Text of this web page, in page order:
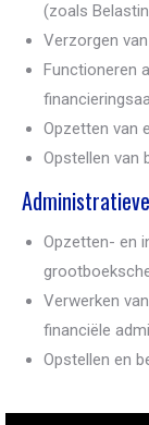
(zoals
Verzorgen
Functioneren
Opzetten van
Opstellen van
Opzetten- en
Verwerken
financiële
Opstellen en